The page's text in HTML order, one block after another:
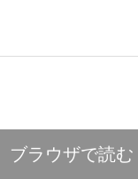
ブラウザで読む